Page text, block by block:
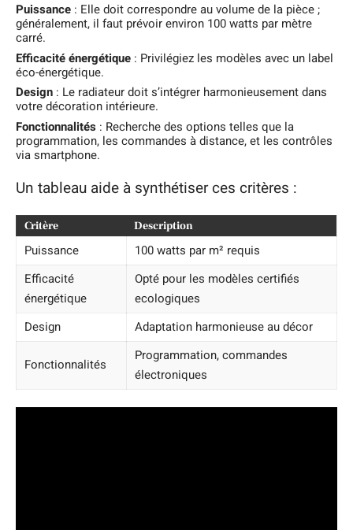
Puissance : Elle doit correspondre au volume de la pièce ;
généralement, il faut prévoir environ 100 watts par mètre
carré.
Efficacité énergétique : Privilégiez les modèles avec un label
éco-énergétique.
Design : Le radiateur doit s’intégrer harmonieusement dans
votre décoration intérieure.
Fonctionnalités : Recherche des options telles que la
programmation, les commandes à distance, et les contrôles
via smartphone.
Un tableau aide à synthétiser ces critères :
Critère Description
Puissance
100 watts par m² requis
Efficacité
énergétique
Opté pour les modèles certifiés
ecologiques
Design
Adaptation harmonieuse au décor
Fonctionnalités
Programmation, commandes
électroniques